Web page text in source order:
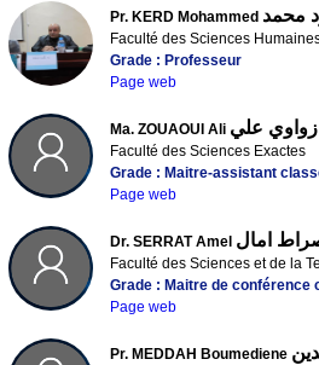
Pr. KERD Mohammed محمد
Faculté des Sciences
Grade : Professeur
Page web
Ma. ZOUAOUI Ali زواوي علي
Faculté des Sciences Exactes
Grade : Maitre-assistant
Page web
Dr. SERRAT Amel امال
Faculté des Sciences et de la
Grade : Maitre de conférence
Page web
Pr. MEDDAH Boumediene